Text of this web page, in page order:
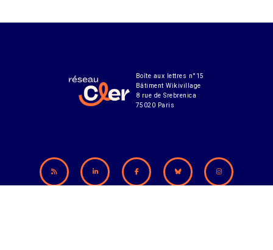
Boîte aux lettres n°15
Bâtiment Wikivillage
8 rue de Srebrenica
75020 Paris